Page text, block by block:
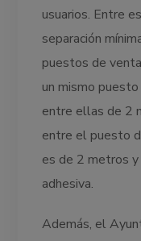
usuarios. Entre
separación
puestos de
un mismo
entre ellas de 2
entre el puesto
es de 2 metros
adhesiva.
Además, el